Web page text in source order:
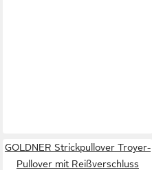
GOLDNER Strickpullover Troyer-
Pullover mit Reißverschluss